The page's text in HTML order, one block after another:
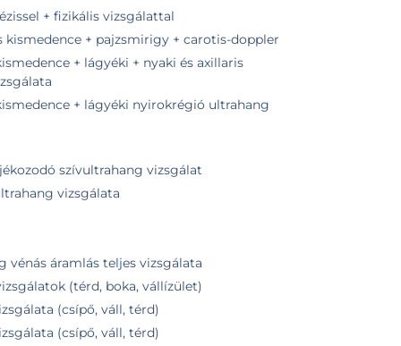
+ fizikális vizsgálattal
kismedence + pajzsmirigy + carotis-doppler
+ lágyéki + nyaki és axillaris
+ lágyéki nyirokrégió ultrahang
szívultrahang vizsgálat
vizsgálata
vénás áramlás teljes vizsgálata
(térd, boka, vállízület)
(csípő, váll, térd)
(csípő, váll, térd)